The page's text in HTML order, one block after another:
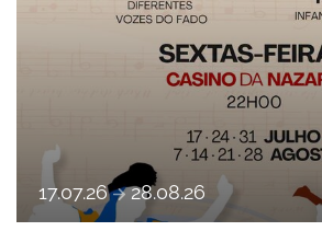
17.07.26 a 28.08.26